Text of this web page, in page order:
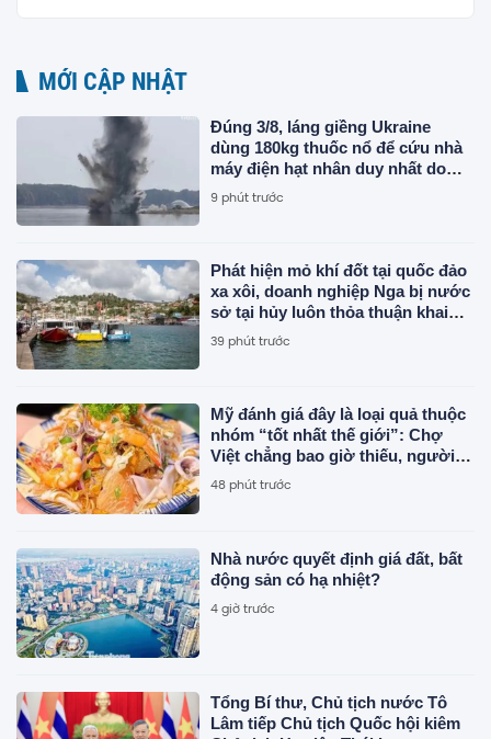
MỚI CẬP NHẬT
Đúng 3/8, láng giềng Ukraine
dùng 180kg thuốc nổ để cứu nhà
máy điện hạt nhân duy nhất do
Canada xây dựng
9 phút trước
Phát hiện mỏ khí đốt tại quốc đảo
xa xôi, doanh nghiệp Nga bị nước
sở tại hủy luôn thỏa thuận khai
thác
39 phút trước
Mỹ đánh giá đây là loại quả thuộc
nhóm “tốt nhất thế giới”: Chợ
Việt chẳng bao giờ thiếu, người
Việt ăn được cả vỏ
48 phút trước
Nhà nước quyết định giá đất, bất
động sản có hạ nhiệt?
4 giờ trước
Tổng Bí thư, Chủ tịch nước Tô
Lâm tiếp Chủ tịch Quốc hội kiêm